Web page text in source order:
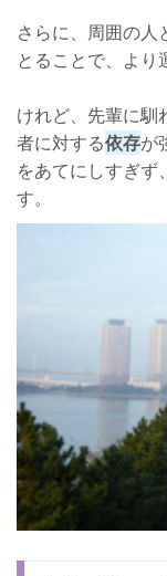
さらに、周囲の人
とることで、より
けれど、先輩に馴
者に対する依存が
をあてにしすぎず
す。